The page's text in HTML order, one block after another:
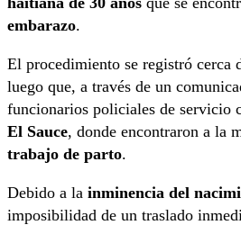
embarazo.
El procedimiento se registró cerca
luego que, a través de un
funcionarios policiales de servicio
El Sauce, donde encontraron a la
trabajo de parto.
Debido a la inminencia del
imposibilidad de un traslado